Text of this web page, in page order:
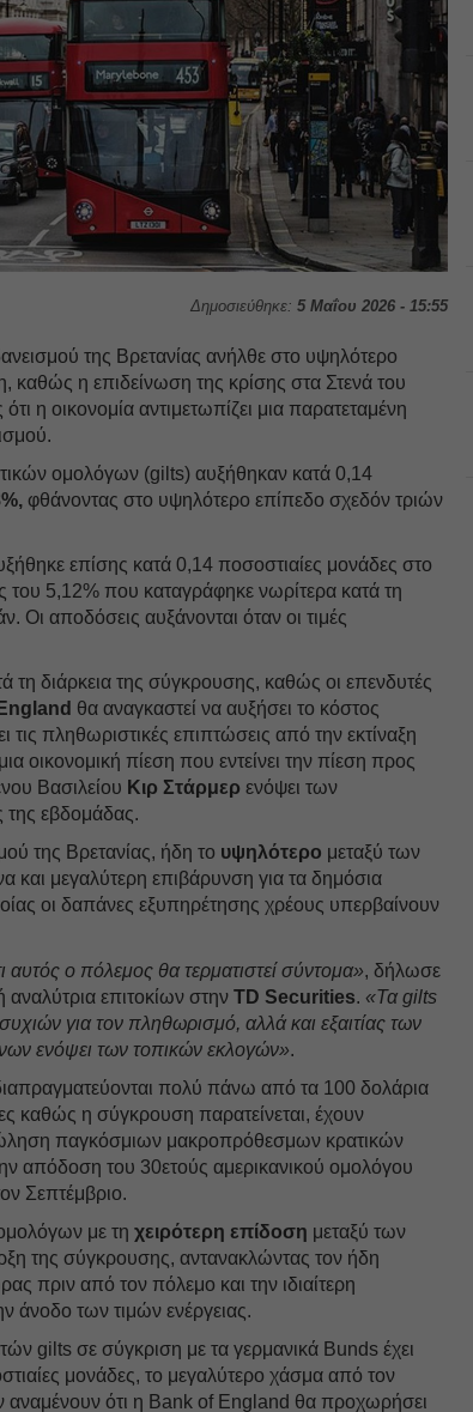
Δημοσιεύθηκε: 5 Μαΐου 2026 - 15:55
της Βρετανίας ανήλθε στο υψηλότερο
καθώς η επιδείνωση της κρίσης στα Στενά του
η οικονομία αντιμετωπίζει μια παρατεταμένη
ομολόγων (gilts) αυξήθηκαν κατά 0,14
φθάνοντας στο υψηλότερο επίπεδο σχεδόν τριών
επίσης κατά 0,14 ποσοστιαίες μονάδες στο
του 5,12% που καταγράφηκε νωρίτερα κατά τη
Οι αποδόσεις αυξάνονται όταν οι τιμές
τη διάρκεια της σύγκρουσης, καθώς οι επενδυτές
θα αναγκαστεί να αυξήσει το κόστος
τις πληθωριστικές επιπτώσεις από την εκτίναξη
οικονομική πίεση που εντείνει την πίεση προς
Βασιλείου Κιρ Στάρμερ ενόψει των
της εβδομάδας.
της Βρετανίας, ήδη το υψηλότερο μεταξύ των
και μεγαλύτερη επιβάρυνση για τα δημόσια
οι δαπάνες εξυπηρέτησης χρέους υπερβαίνουν
αυτός ο πόλεμος θα τερματιστεί σύντομα», δήλωσε
αναλύτρια επιτοκίων στηνTD Securities.«Τα gilts
για τον πληθωρισμό, αλλά και εξαιτίας των
ενόψει των τοπικών εκλογών».
πολύ πάνω από τα 100 δολάρια
καθώς η σύγκρουση παρατείνεται, έχουν
παγκόσμιων μακροπρόθεσμων κρατικών
απόδοση του 30ετούς αμερικανικού ομολόγου
Σεπτέμβριο.
με τηχειρότερη επίδοση μεταξύ των
της σύγκρουσης, αντανακλώντας τον ήδη
πριν από τον πόλεμο και την ιδιαίτερη
άνοδο των τιμών ενέργειας.
gilts σε σύγκριση με τα γερμανικά Bunds έχει
μονάδες, το μεγαλύτερο χάσμα από τον
αναμένουν ότι η Bank of England θα προχωρήσει